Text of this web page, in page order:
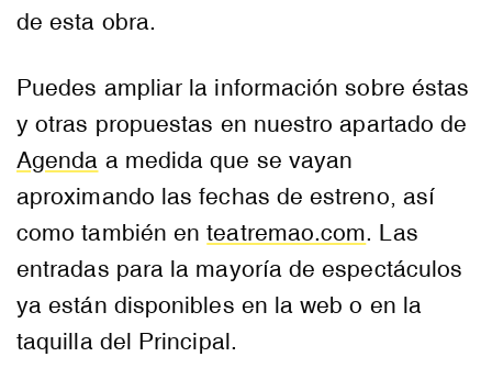
de esta obra.
Puedes ampliar la información sobre éstas
y otras propuestas en nuestro apartado de
Agenda a medida que se vayan
aproximando las fechas de estreno, así
como también enteatremao.com. Las
entradas para la mayoría de espectáculos
ya están disponibles en la web o en la
taquilla del Principal.